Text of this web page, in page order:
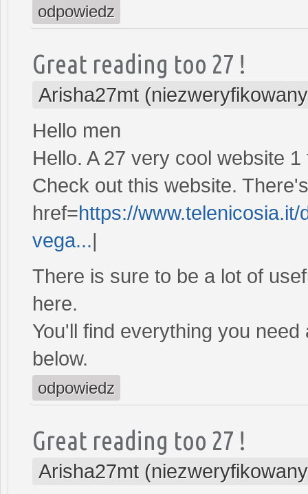
odpowiedz
Great reading too 27 !
Arisha27mt
Hello men
Hello. A 27 very cool website
Check out this website.
href=https://
vega...|
There is sure to be a lot of
here.
You'll find everything you
below.
odpowiedz
Great reading too 27 !
Arisha27mt